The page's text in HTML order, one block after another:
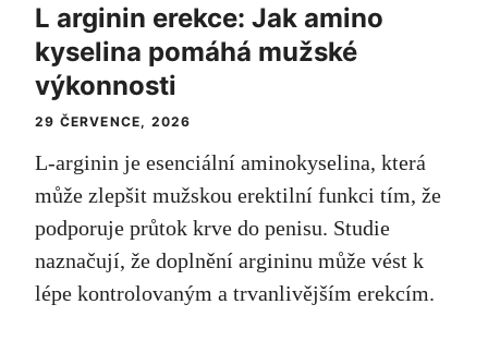
L arginin erekce: Jak amino
kyselina pomáhá mužské
výkonnosti
29 ČERVENCE, 2026
L-arginin je esenciální aminokyselina, která
může zlepšit mužskou erektilní funkci tím, že
podporuje průtok krve do penisu. Studie
naznačují, že doplnění argininu může vést k
lépe kontrolovaným a trvanlivějším erekcím.